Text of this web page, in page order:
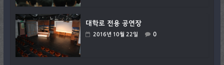
대학로 전용 공연장
2016년 10월 22일 0